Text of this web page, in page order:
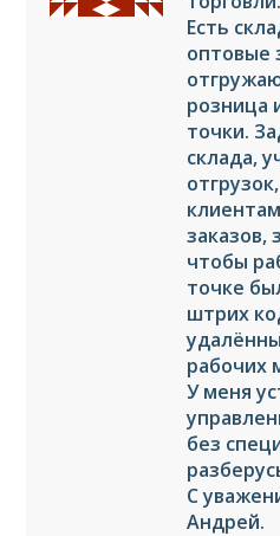
Есть
оптовые
розница
точки.
склада,
заказов,
чтобы
точке
штрих
рабочих
У меня
без
С
Андрей.